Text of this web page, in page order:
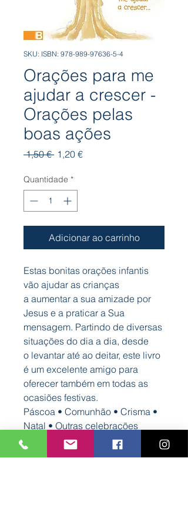
SKU: ISBN: 978-989-97636-5-4
Orações para me
ajudar a crescer -
Orações pelas
boas ações
1,50 € Preço
1,20 €Preço
Quantidade *
Adicionar ao carrinho
Estas bonitas orações infantis
vão ajudar as crianças
a aumentar a sua amizade por
Jesus e a praticar a Sua
mensagem. Partindo de diversas
situações do dia a dia, desde
o levantar até ao deitar, este livro
é um excelente amigo para
oferecer também em todas as
ocasiões festivas.
Páscoa • Comunhão • Crisma •
Natal • Outras celebrações